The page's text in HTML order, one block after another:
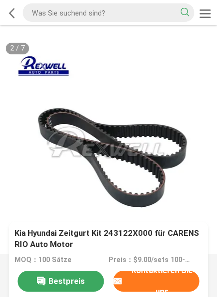
2/ 7
Kia Hyundai Zeitgurt Kit 243122X000 für CARENS
RIO Auto Motor
MOQ：100 Sätze Preis：$9.00/sets 100-499 sets
Bestpreis
Kontaktieren Sie
uns